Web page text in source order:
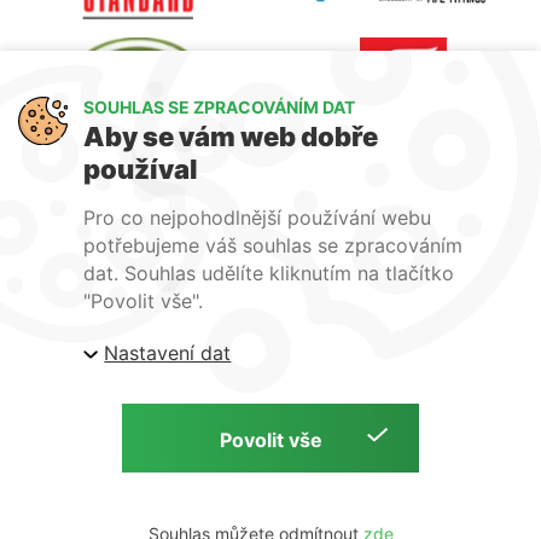
Copyright © 2026 | Clevelings s.r.o | by
SOUHLAS SE ZPRACOVÁNÍM DAT
Aby se vám web dobře
používal
Pro co nejpohodlnější používání webu
potřebujeme váš souhlas se zpracováním
dat. Souhlas udělíte kliknutím na tlačítko
"Povolit vše".
Nastavení dat
Souhlas můžete odmítnout